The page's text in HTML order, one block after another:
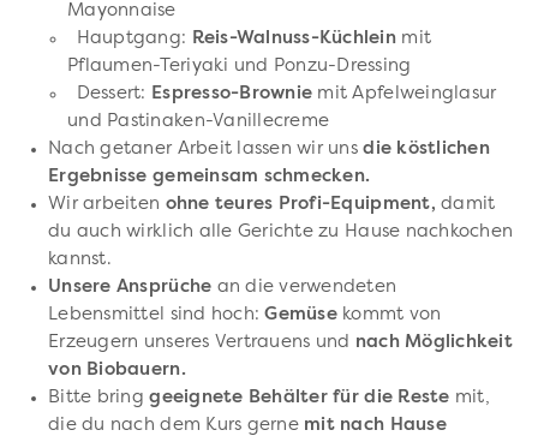
Mayonnaise
Hauptgang: Reis-Walnuss-Küchleinmit
Pflaumen-Teriyaki und Ponzu-Dressing
Dessert: Espresso-Brownie mit Apfelweinglasur
und Pastinaken-Vanillecreme
Nach getaner Arbeit lassen wir unsdie köstlichen
Ergebnisse gemeinsam schmecken.
Wir arbeiten ohne teures Profi-Equipment, damit
du auch wirklich alle Gerichte zu Hause nachkochen
kannst.
Unsere Ansprüche an die verwendeten
Lebensmittel sind hoch:Gemüsekommt von
Erzeugern unseres Vertrauens und nach Möglichkeit
von Biobauern.
Bitte bringgeeignete Behälter für die Reste mit,
die du nach dem Kurs gerne mit nach Hause